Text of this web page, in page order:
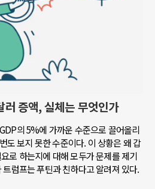
러 증액, 실체는 무엇인가
의 5%에 가까운 수준으로 끌어올리
도 보지 못한 수준이다. 이 상황은 왜 갑
로 하는지에 대해 모두가 문제를 제기
럼프는 푸틴과 친하다고 알려져 있다.